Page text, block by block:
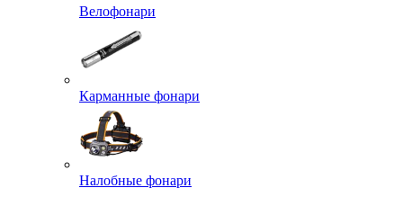
Велофонари
Карманные фонари
Налобные фонари